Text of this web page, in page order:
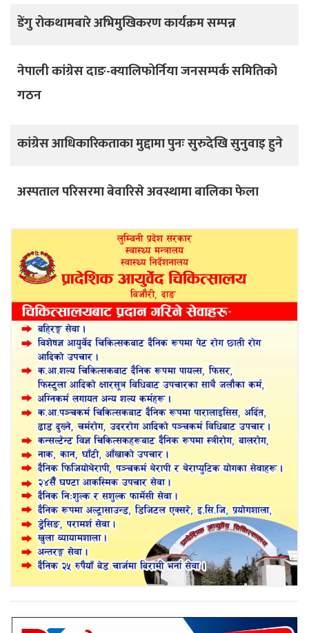
डेंगु रोकथामबारे अभिमुखिकरण कार्यक्रम सम्पन्न
नेपाली कांग्रेस दाङ-क्यालिफोर्निया जनसम्पर्क समितिको
गठन
कांग्रेस आधिकारिकताका मुद्दामा पुनः सुरुदेखि सुनुवाइ हुने
अस्पताल परिसरमा बेवारिसे अवस्थामा बालिका फेला